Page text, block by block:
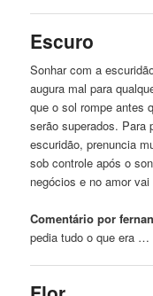
Escuro
Sonhar com a
augura mal para
que o sol rompe antes
serão superados. Para
escuridão, prenuncia
sob controle após o
negócios e no amor
Comentário por
pedia tudo o que era …